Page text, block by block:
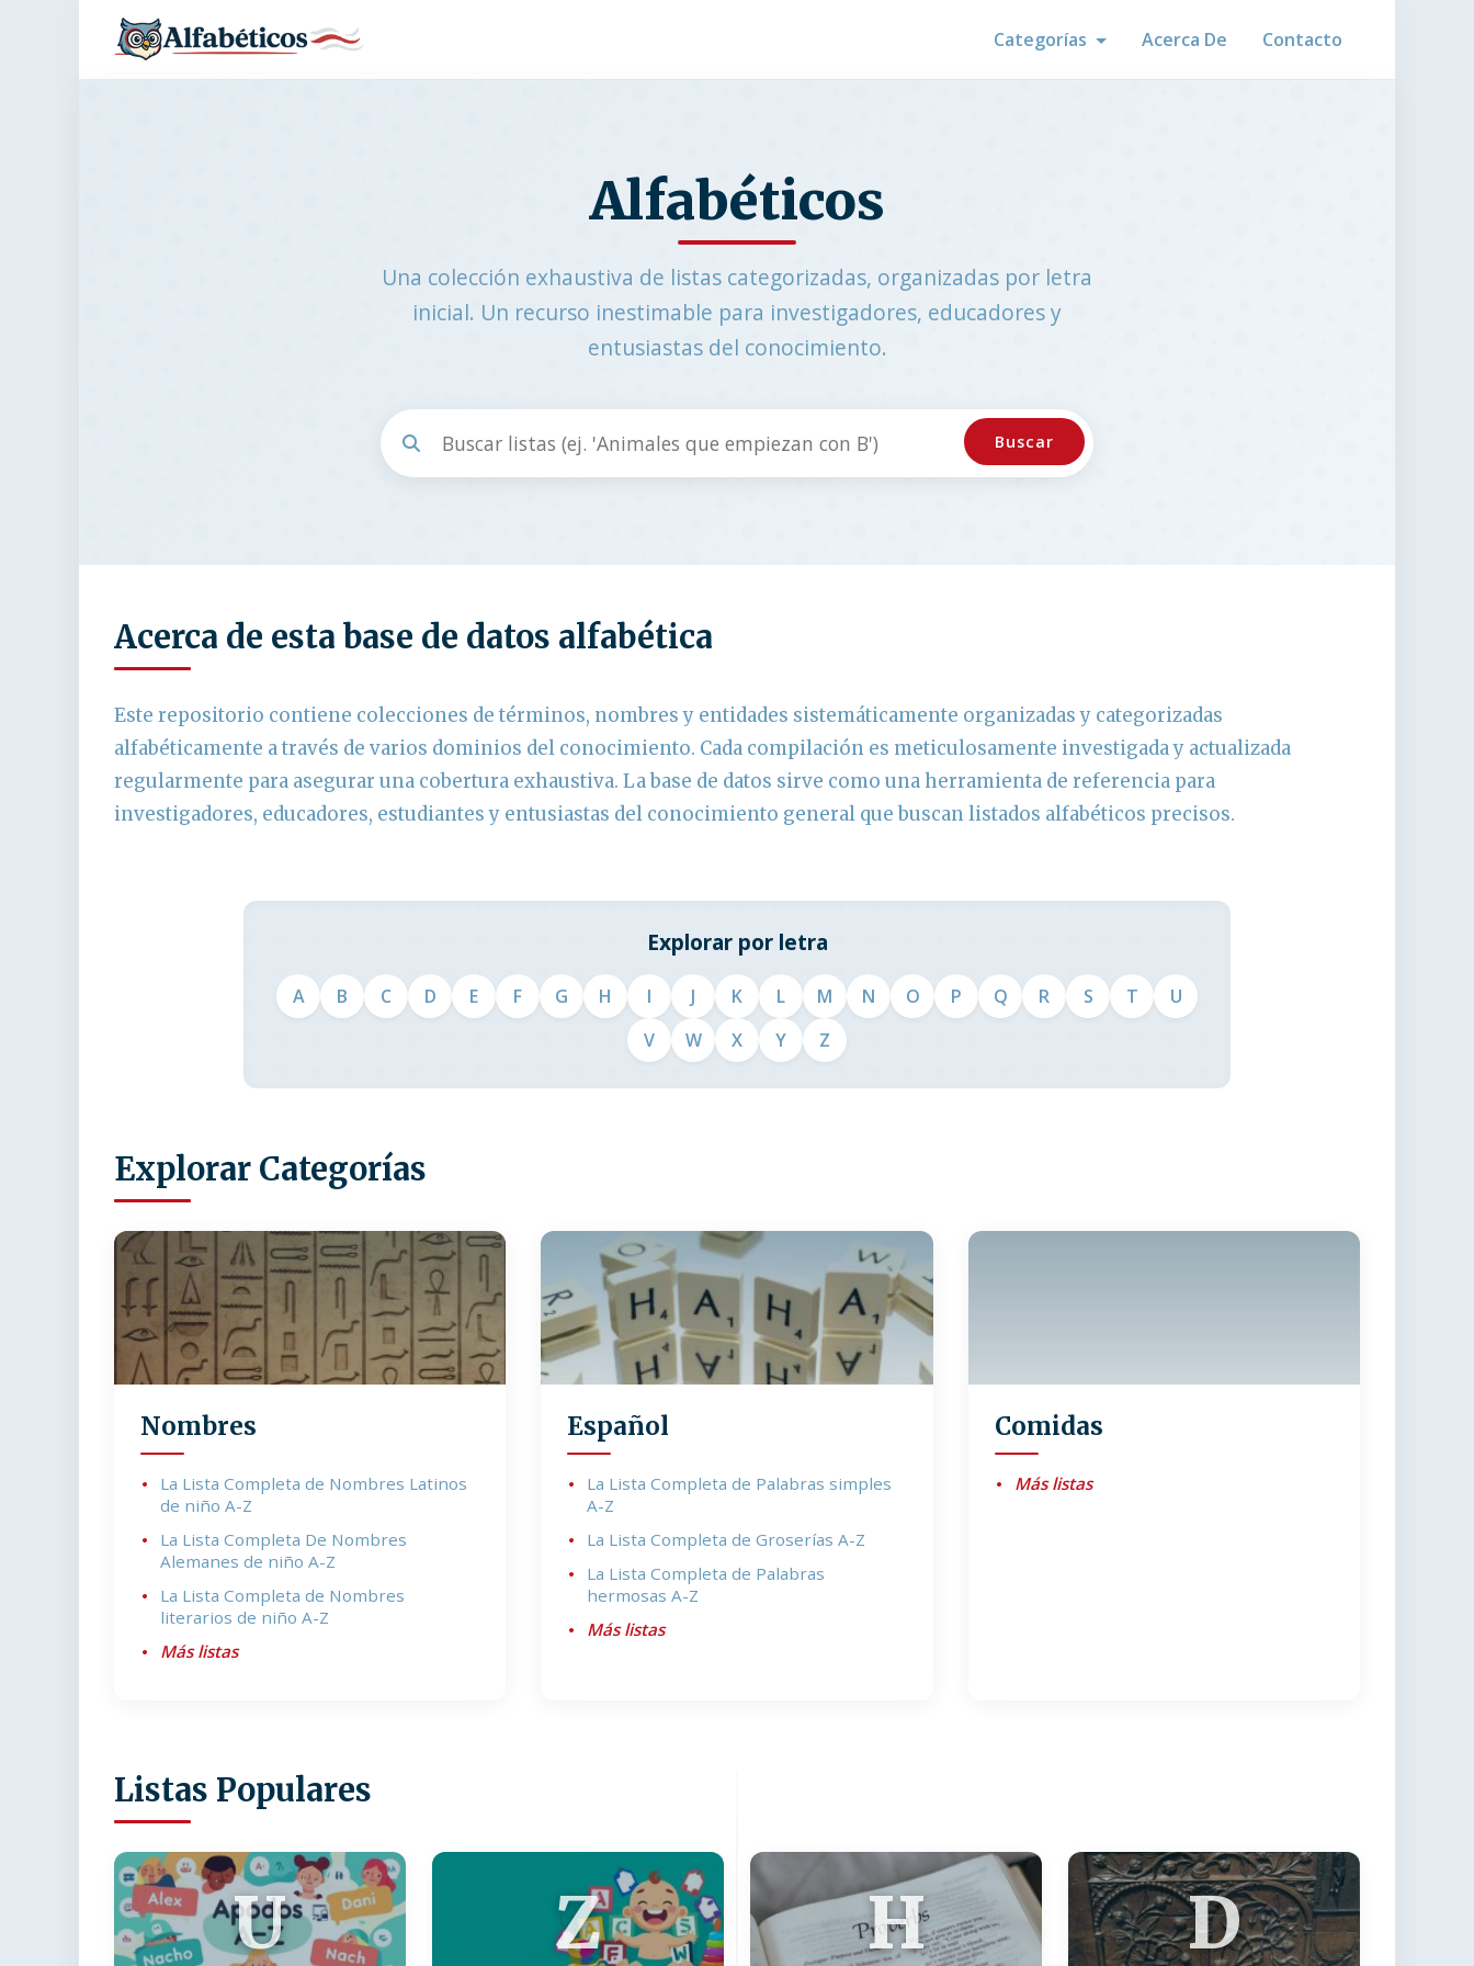
Categorías Acerca De Contacto
Alfabéticos
Una colección exhaustiva de listas categorizadas, organizadas por letra
inicial. Un recurso inestimable para investigadores, educadores y
entusiastas del conocimiento.
Buscar
Acerca de esta base de datos alfabética
Este repositorio contiene colecciones de términos, nombres y entidades sistemáticamente organizadas y categorizadas
alfabéticamente a través de varios dominios del conocimiento. Cada compilación es meticulosamente investigada y actualizada
regularmente para asegurar una cobertura exhaustiva. La base de datos sirve como una herramienta de referencia para
investigadores, educadores, estudiantes y entusiastas del conocimiento general que buscan listados alfabéticos precisos.
Explorar por letra
A B C D E F G H I J K L M N O P Q R S T
U
V
W X Y Z
Explorar Categorías
Nombres
La Lista Completa de Nombres Latinos
de niño A-Z
La Lista Completa De Nombres
Alemanes de niño A-Z
La Lista Completa de Nombres
literarios de niño A-Z
Más listas
Español
La Lista Completa de Palabras simples
A-Z
La Lista Completa de Groserías A-Z
La Lista Completa de Palabras
hermosas A-Z
Más listas
Comidas
Más listas
Listas Populares
U Z H D